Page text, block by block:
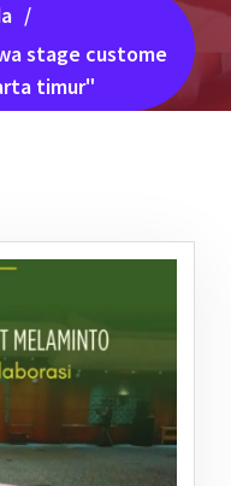
/
stage custome
timur"